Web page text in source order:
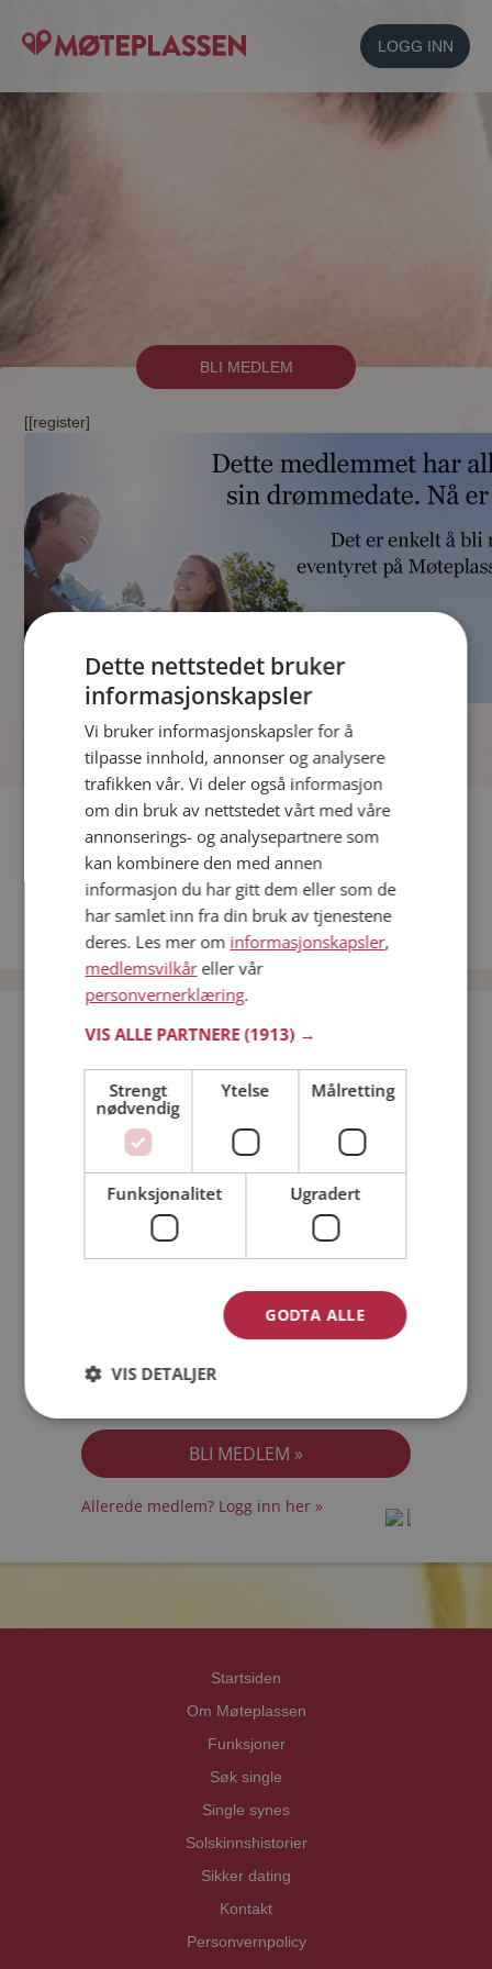
LOGG INN
BLI MEDLEM
[[register]
Fler single
Date menn i Norge
Date kvinner i Norge
Bli medlem gratis!
Jeg er en: Mann Kvinne
Min alder:
Jeg akseptererMedlemsvilkårene
Allerede medlem? Logg inn her »
Startsiden
Om Møteplassen
Funksjoner
Søk single
Single synes
Solskinnshistorier
Sikker dating
Kontakt
Personvernpolicy
Dette nettstedet bruker
informasjonskapsler
Vi bruker informasjonskapsler for å
tilpasse innhold, annonser og analysere
trafikken vår. Vi deler også informasjon
om din bruk av nettstedet vårt med våre
annonserings- og analysepartnere som
kan kombinere den med annen
informasjon du har gitt dem eller som de
har samlet inn fra din bruk av tjenestene
deres. Les mer om informasjonskapsler,
medlemsvilkåreller vår
personvernerklæring.
VIS ALLE PARTNERE(1913) →
Strengt
nødvendig
Ytelse Målretting
Funksjonalitet Ugradert
GODTA ALLE
VIS DETALJER